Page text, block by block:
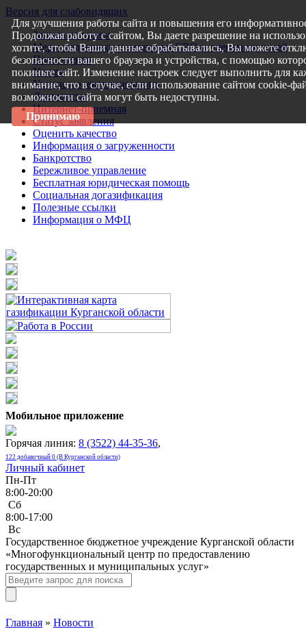
Версия для слабовидящих
Запись на прием
Меры поддержки участникам СВО и членам их семей
Пресс-центр
Услуги
Услуги в электронном виде
Документы
Интернет-приемная
Статус заявления
Оценить качество
Информация о загруженности
Банкротство
Бережливое управление
Бесплатная юридическая помощь
Социальная догазификация
Полезные ссылки
Информация о МФЦ
Мобильное приложение
Горячая линия: 8 (3522) 44-35-36,
122 добавочный 0 (В Курганской области)
Личный кабинет
Пн-Пт
8:00-20:00
Сб
8:00-17:00
Bc
Государственное бюджетное учреждение Курганской области
«Многофункциональный центр по предоставлению
государственных и муниципальных услуг»
Главная » Новости
Для улучшения работы сайта и повышения его
Продолжая работу с сайтом, Вы даете разрешение на
хотите, чтобы Ваши данные обрабатывались, Вы можете
безопасности вашего браузера и устройства, с помощью
покиньте сайт. Изменение настроек следует выполнить для
внимание, что в случае, если использование сайтом cookie-
возможности сайта могут быть недоступны.
Принимаю